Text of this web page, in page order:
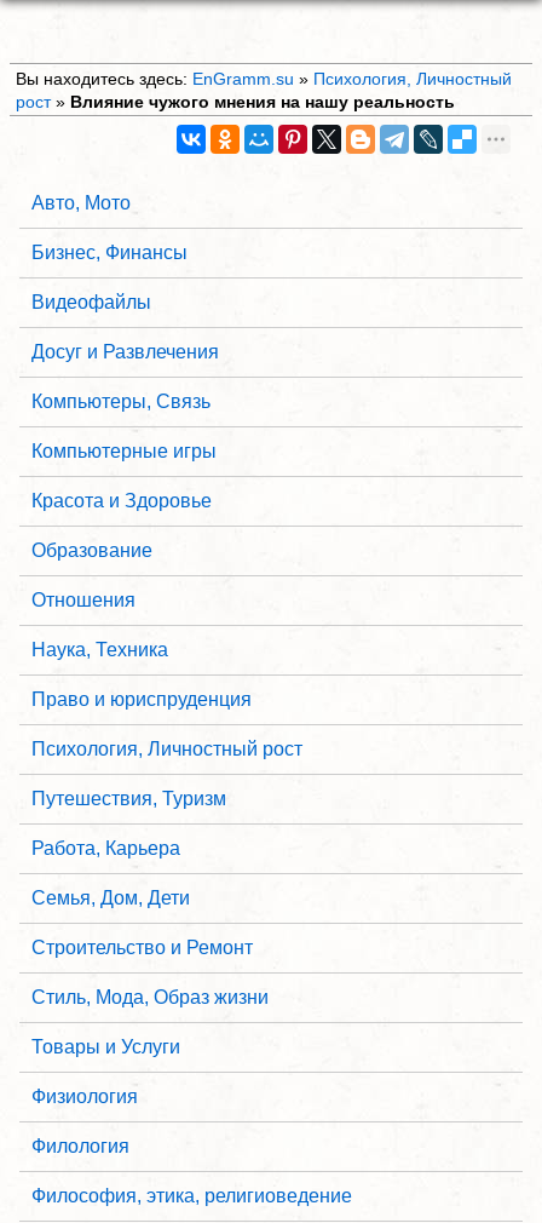
Вы находитесь здесь: EnGramm.su » Психология, Личностный
рост» Влияние чужого мнения на нашу реальность
Авто, Мото
Бизнес, Финансы
Видеофайлы
Досуг и Развлечения
Компьютеры, Связь
Компьютерные игры
Красота и Здоровье
Образование
Отношения
Наука, Техника
Право и юриспруденция
Психология, Личностный рост
Путешествия, Туризм
Работа, Карьера
Семья, Дом, Дети
Строительство и Ремонт
Стиль, Мода, Образ жизни
Товары и Услуги
Физиология
Филология
Философия, этика, религиоведение